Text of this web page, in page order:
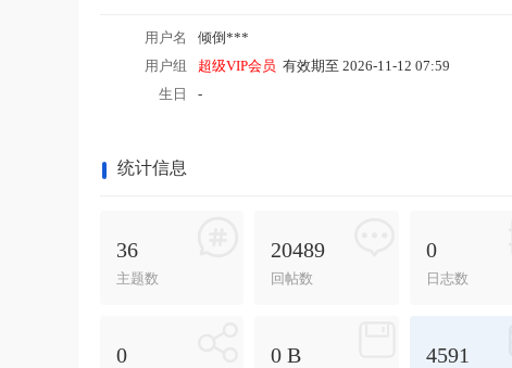
用户名 倾倒***
用户组
超级VIP会员 有效期至 2026-11-12 07:59
生日
-
统计信息
36
主题数
20489
回帖数
0
日志数
0 0 B 4591